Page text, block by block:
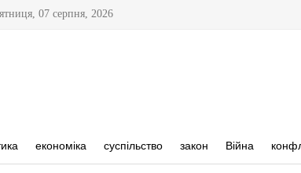
07 серпня, 2026
економіка суспільство закон Війна